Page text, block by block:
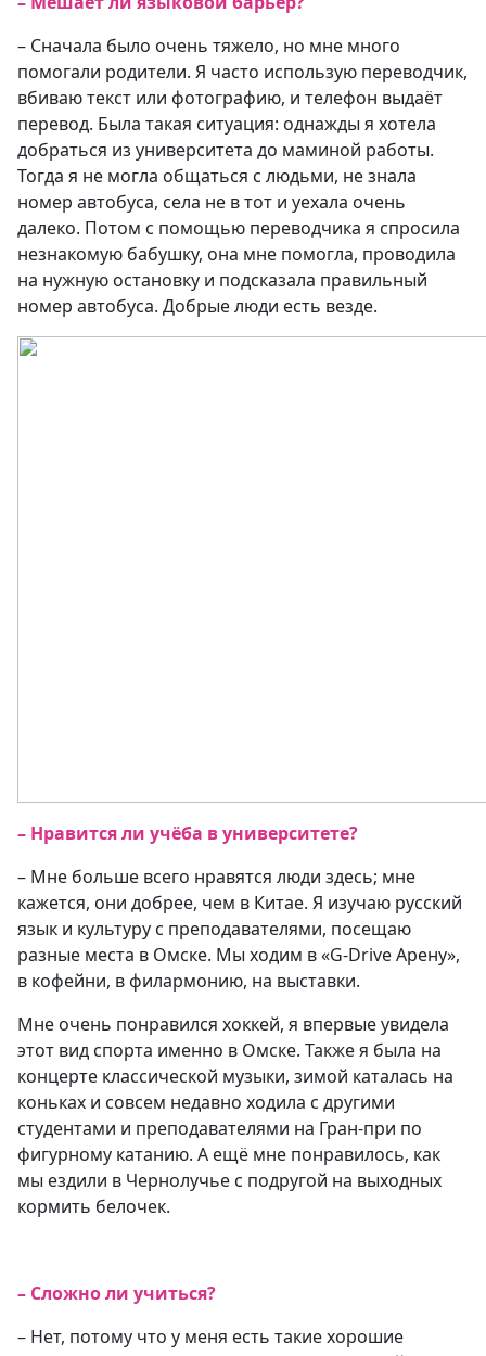
– Сначала было очень тяжело, но мне много
помогали родители. Я часто использую переводчик,
вбиваю текст или фотографию, и телефон выдаёт
перевод. Была такая ситуация: однажды я хотела
добраться из университета до маминой работы.
Тогда я не могла общаться с людьми, не знала
номер автобуса, села не в тот и уехала очень
далеко. Потом с помощью переводчика я спросила
незнакомую бабушку, она мне помогла, проводила
на нужную остановку и подсказала правильный
номер автобуса. Добрые люди есть везде.
– Нравится ли учёба в университете?
– Мне больше всего нравятся люди здесь; мне
кажется, они добрее, чем в Китае. Я изучаю русский
язык и культуру с преподавателями, посещаю
разные места в Омске. Мы ходим в «G-Drive Арену»,
в кофейни, в филармонию, на выставки.
Мне очень понравился хоккей, я впервые увидела
этот вид спорта именно в Омске. Также я была на
концерте классической музыки, зимой каталась на
коньках и совсем недавно ходила с другими
студентами и преподавателями на Гран-при по
фигурному катанию. А ещё мне понравилось, как
мы ездили в Чернолучье с подругой на выходных
кормить белочек.
– Сложно ли учиться?
– Нет, потому что у меня есть такие хорошие